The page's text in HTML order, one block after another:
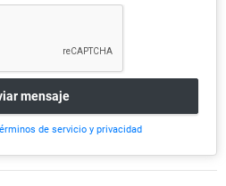
mensaje
de servicio y privacidad